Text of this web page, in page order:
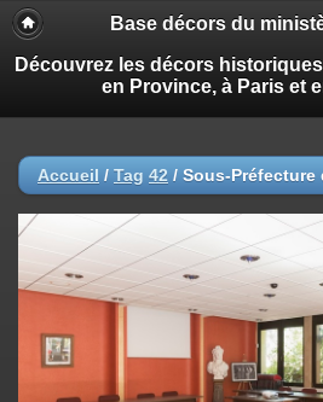
Base décors du
Découvrez les décors
en Province, à Paris et
Accueil / Tag 42 / Sous-Préfecture